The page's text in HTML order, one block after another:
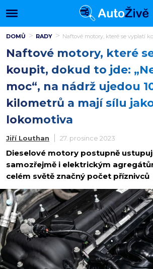
DOMŮ RADY Naftové motory, které se vyplatí
Naftové motory, které
koupit, dokud to jde:
moc“, na nádrž ujedou
kilometrů a mají sílu
lokomotiva
Jiří Louthan 27. prosince 2023
Dieselové motory postupně
samozřejmě i elektrickým
celém světě značný počet příznivců